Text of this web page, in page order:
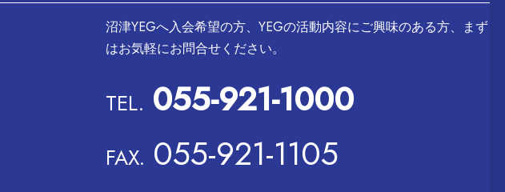
沼津YEGへ入会希望の方、YEGの活動内容にご興味のある方、まず
はお気軽にお問合せください。
TEL. 055-921-1000
FAX. 055-921-1105